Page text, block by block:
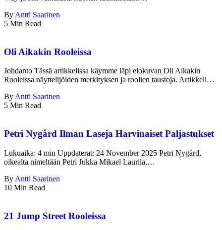
By Antti Saarinen
5 Min Read
Oli Aikakin Rooleissa
Johdanto Tässä artikkelissa käymme läpi elokuvan Oli Aikakin
Rooleissa näyttelijöiden merkityksen ja roolien taustoja. Artikkeli…
By Antti Saarinen
5 Min Read
Petri Nygård Ilman Laseja Harvinaiset Paljastukset
Lukuaika: 4 min Uppdaterat: 24 November 2025 Petri Nygård,
oikealta nimeltään Petri Jukka Mikael Laurila,…
By Antti Saarinen
10 Min Read
21 Jump Street Rooleissa